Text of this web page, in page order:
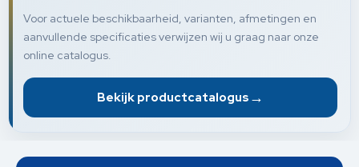
Voor actuele beschikbaarheid, varianten, afmetingen en
aanvullende specificaties verwijzen wij u graag naar onze
online catalogus.
Bekijk productcatalogus →